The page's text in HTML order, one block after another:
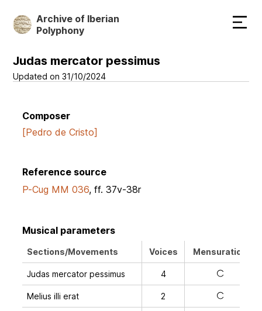
Skip
to
content
Archive of Iberian
Polyphony
Judas mercator pessimus
Updated on 31/10/2024
Composer
[Pedro de Cristo]
Reference source
P-Cug MM 036, ff. 37v-38r
Musical parameters
Sections/Movements Voices Mensuration
Judas mercator pessimus 4 a
Melius illi erat 2 a